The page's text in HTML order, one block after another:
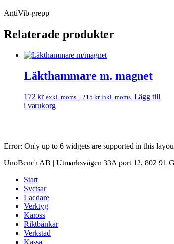
AntiVib-grepp
Relaterade produkter
Läkthammare m. magnet
172 kr exkl. moms. | 215 krinkl. moms. Lägg till
i varukorg
Error: Only up to 6 widgets are supported in this
UnoBench AB | Utmarksvägen 33A port 12, 802 91
Start
Svetsar
Laddare
Verktyg
Kaross
Riktbänkar
Verkstad
Kassa